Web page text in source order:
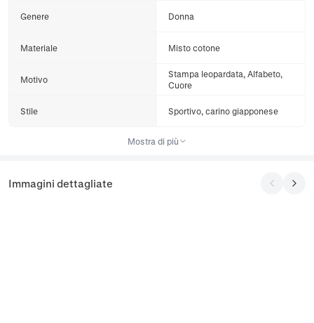
Genere Donna
Materiale Misto cotone
Motivo
Stampa leopardata, Alfabeto,
Cuore
Stile Sportivo, carino giapponese
Mostra di più
Immagini dettagliate